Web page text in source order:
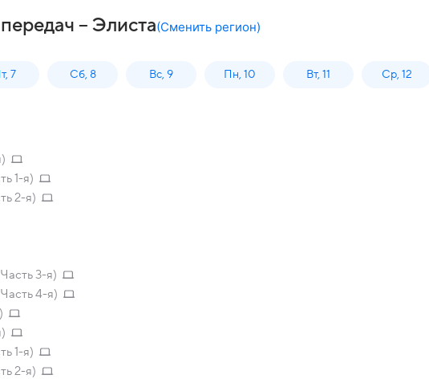
– Элиста(Сменить регион)
7 Сб, 8 Вс, 9 Пн, 10 Вт, 11 Ср, 12
1-я)
2-я)
3-я)
4-я)
1-я)
2-я)